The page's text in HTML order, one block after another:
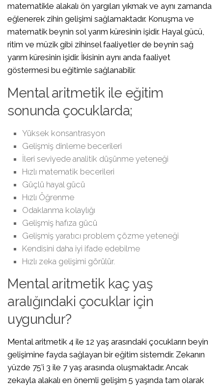
matematikle alakalı ön yargıları yıkmak ve aynı zamanda
eğlenerek zihin gelişimi sağlamaktadır. Konuşma ve
matematik beynin sol yarım küresinin işidir. Hayal gücü,
ritim ve müzik gibi zihinsel faaliyetler de beynin sağ
yarım küresinin işidir. İkisinin aynı anda faaliyet
göstermesi bu eğitimle sağlanabilir.
Mental aritmetik ile eğitim
sonunda çocuklarda;
Yüksek konsantrasyon
Gelişmiş dinleme becerileri
İleri seviyede analitik düşünme yeteneği
Hızlı matematik becerileri
Güçlü hayal gücü
Hızlı Öğrenme
Odaklanma kolaylığı
Gelişmiş hafıza gücü
Gelişmiş yaratıcı problem çözme yeteneği
Kendisini daha iyi ifade edebilme
Hızlı zeka gelişimi görülür.
Mental aritmetik kaç yaş
aralığındaki çocuklar için
uygundur?
Mental aritmetik 4 ile 12 yaş arasındaki çocukların beyin
gelişimine fayda sağlayan bir eğitim sistemdir. Zekanın
yüzde 75’i 3 ile 7 yaş arasında oluşmaktadır. Ancak
zekayla alakalı en önemli gelişim 5 yaşında tam olarak